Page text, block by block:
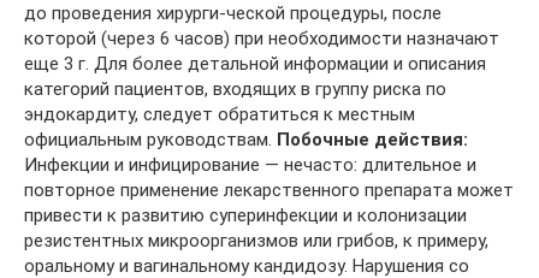
до проведения хирурги-ческой процедуры, после
которой (через 6 часов) при необходимости назначают
еще 3 г. Для более детальной информации и описания
категорий пациентов, входящих в группу риска по
эндокардиту, следует обратиться к местным
официальным руководствам. Побочные действия:
Инфекции и инфицирование — нечасто: длительное и
повторное применение лекарственного препарата может
привести к развитию суперинфекции и колонизации
резистентных микроорганизмов или грибов, к примеру,
оральному и вагинальному кандидозу. Нарушения со